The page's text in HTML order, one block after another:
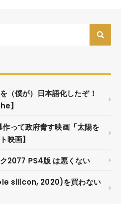
（僕が）日本語化したぞ！
】
って政府脅す映画「太陽を
映画】
ク2077 PS4版 は悪くない
silicon, 2020)を買わない